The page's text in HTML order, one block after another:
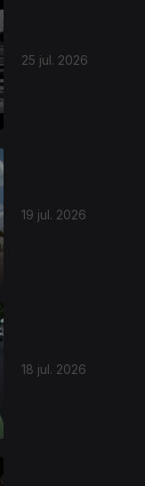
25 jul. 2026
19 jul. 2026
18 jul. 2026